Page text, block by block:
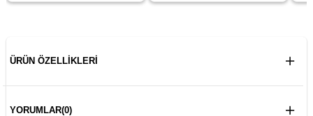
ÜRÜN ÖZELLIKLERI
YORUMLAR(0)